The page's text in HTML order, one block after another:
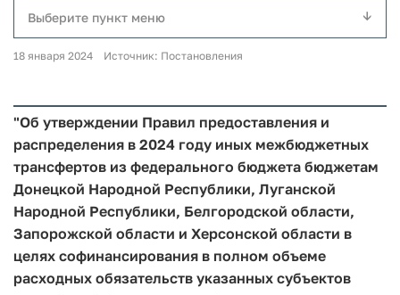
Выберите пункт меню
18 января 2024 Источник: Постановления
"Об утверждении Правил предоставления и
распределения в 2024 году иных межбюджетных
трансфертов из федерального бюджета бюджетам
Донецкой Народной Республики, Луганской
Народной Республики, Белгородской области,
Запорожской области и Херсонской области в
целях софинансирования в полном объеме
расходных обязательств указанных субъектов